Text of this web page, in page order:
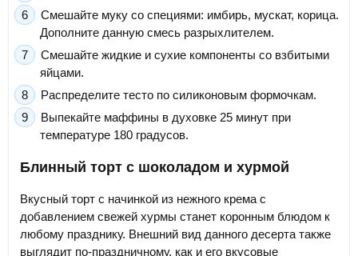
Смешайте муку со специями: имбирь, мускат, корица.
Дополните данную смесь разрыхлителем.
Смешайте жидкие и сухие компоненты со взбитыми
яйцами.
Распределите тесто по силиконовым формочкам.
Выпекайте маффины в духовке 25 минут при
температуре 180 градусов.
Блинный торт с шоколадом и хурмой
Вкусный торт с начинкой из нежного крема с
добавлением свежей хурмы станет коронным блюдом к
любому празднику. Внешний вид данного десерта также
выглядит по-праздничному, как и его вкусовые